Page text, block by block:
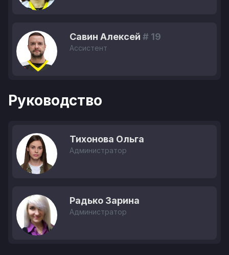
Савин Алексей # 19
Ассистент
Руководство
Тихонова Ольга
Администратор
Радько Зарина
Администратор